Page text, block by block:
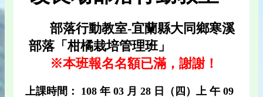
部落行動教室-宜蘭縣大同鄉寒溪
部落「柑橘栽培管理班」
※本班報名名額已滿，謝謝！
上課時間： 108 年 03 月 28 日（四）上 午 09